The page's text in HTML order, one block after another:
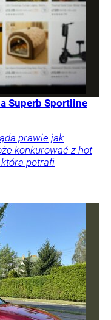
Superb Sportline
prawie jak
konkurować z hot
potrafi